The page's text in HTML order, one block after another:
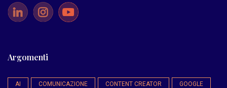
Argomenti
AI COMUNICAZIONE CONTENT CREATOR GOOGLE